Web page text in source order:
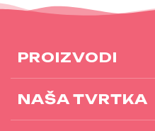
PROIZVODI
NAŠA TVRTKA